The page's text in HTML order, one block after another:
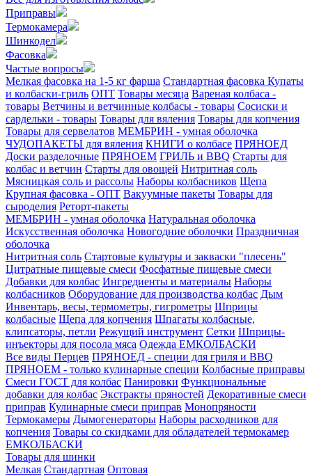
Приправы
Термокамера
Шинкодел
Фасовка
Частые вопросы
Мелкая фасовка на 1-5 кг фарша Стандартная фасовка Купаты
и колбаски-гриль ОПТ Товары месяца Вареная колбаса -
товары Ветчины и ветчинные колбасы - товары Сосиски и
сардельки - товары Товары для вяления Товары для копчения
Товары для сервелатов МЕМБРИН - умная оболочка
ЧУДОПАКЕТЫ для вяления КНИГИ о колбасе ПРЯНОЕД
Доски разделочные ПРЯНОЕМ ГРИЛЬ и BBQ Старты для
колбас и ветчин Старты для овощей Нитритная соль
Мясницкая соль и рассолы Наборы колбасников Щепа
Крупная фасовка - ОПТ Вакуумные пакеты Товары для
сыроделия Реторт-пакеты
МЕМБРИН - умная оболочка Натуральная оболочка
Искусственная оболочка Новогодние оболочки Праздничная
оболочка
Нитритная соль Стартовые культуры и закваски "плесень"
Цитратные пищевые смеси Фосфатные пищевые смеси
Добавки для колбас Ингредиенты и материалы Наборы
колбасников Оборудование для производства колбас Дым
Инвентарь, весы, термометры, гигрометры Шприцы
колбасные Щепа для копчения Шпагаты колбасные,
клипсаторы, петли Режущий инструмент Сетки Шприцы-
инъекторы для посола мяса Одежда ЕМКОЛБАСКИ
Все виды Перцев ПРЯНОЕД - специи для гриля и BBQ
ПРЯНОЕМ - только кулинарные специи Колбасные приправы
Смеси ГОСТ для колбас Панировки Функциональные
добавки для колбас Экстракты пряностей Декоративные смеси
приправ Кулинарные смеси приправ Монопряности
Термокамеры Дымогенераторы Наборы расходников для
копчения Товары со скидками для обладателей термокамер
ЕМКОЛБАСКИ
Товары для шинки
Мелкая Стандартная Оптовая